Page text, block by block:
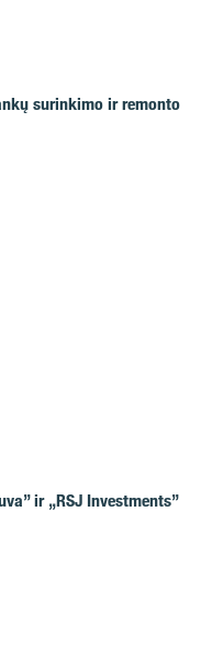
surinkimo ir remonto
ir „RSJ Investments”